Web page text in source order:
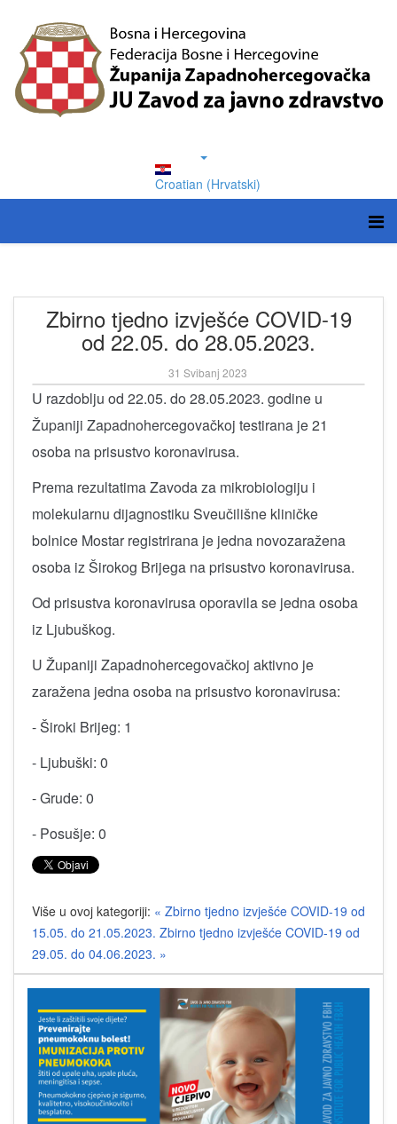
Croatian (Hrvatski)
Zbirno tjedno izvješće COVID-19
od 22.05. do 28.05.2023.
31 Svibanj 2023
U razdoblju od 22.05. do 28.05.2023. godine u
Županiji Zapadnohercegovačkoj testirana je 21
osoba na prisustvo koronavirusa.
Prema rezultatima Zavoda za mikrobiologiju i
molekularnu dijagnostiku Sveučilišne kliničke
bolnice Mostar registrirana je jedna novozaražena
osoba iz Širokog Brijega na prisustvo koronavirusa.
Od prisustva koronavirusa oporavila se jedna osoba
iz Ljubuškog.
U Županiji Zapadnohercegovačkoj aktivno je
zaražena jedna osoba na prisustvo koronavirusa:
- Široki Brijeg: 1
- Ljubuški: 0
- Grude: 0
- Posušje: 0
Više u ovoj kategoriji: « Zbirno tjedno izvješće COVID-19 od
15.05. do 21.05.2023. Zbirno tjedno izvješće COVID-19 od
29.05. do 04.06.2023. »